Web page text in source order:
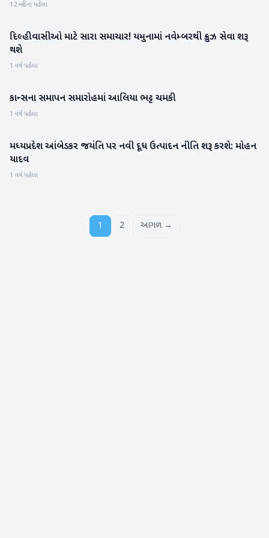
12 મહિના પહેલા
રાષ્ટ્રીય
દિલ્હીવાસીઓ માટે સારા સમાચાર! યમુનામાં નવેમ્બરથી ક્રુઝ સેવા શરૂ
થશે
1 વર્ષ પહેલા
રાષ્ટ્રીય
કાન્સના સમાપન સમારોહમાં આલિયા ભટ્ટ ચમકી
1 વર્ષ પહેલા
રાષ્ટ્રીય
મધ્યપ્રદેશ આંબેડકર જયંતિ પર નવી દૂધ ઉત્પાદન નીતિ શરૂ કરશે: મોહન
યાદવ
1 વર્ષ પહેલા
1 2 આગળ →